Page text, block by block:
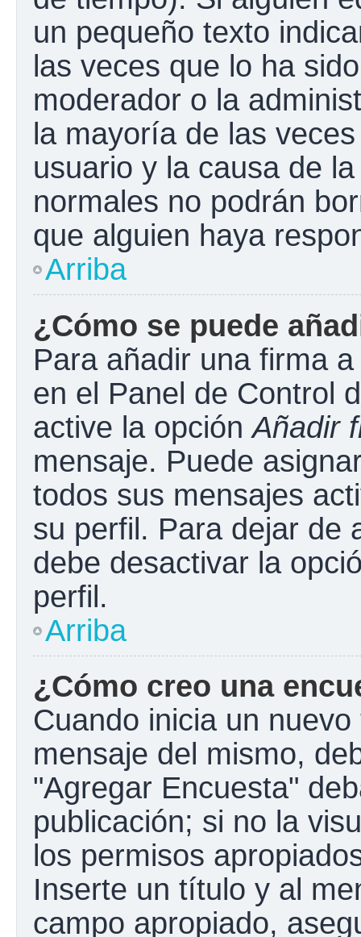
un pequeño texto
las veces que lo ha
moderador o la
la mayoría de las
usuario y la causa de
normales no podrán
que alguien haya
Arriba
¿Cómo se puede
Para añadir una firma
en el Panel de Control
active la opciónAñadir
mensaje. Puede
todos sus mensajes
su perfil. Para dejar de
debe desactivar la
perfil.
Arriba
¿Cómo creo una
Cuando inicia un
mensaje del mismo,
"Agregar Encuesta"
publicación; si no la
los permisos
Inserte un título y al
campo apropiado,